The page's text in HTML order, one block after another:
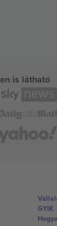
is látható
GYIK